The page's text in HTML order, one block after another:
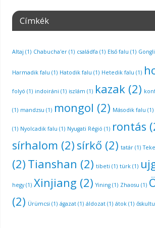
Címkék
Altaj (1) Chabucha'er(1) családfa (1) Első falu (1)
Harmadik falu (1) Hatodik falu (1) Hetedik falu (1)
folyó (1) indoiráni (1) iszlám (1) kazak(2)
(1) mandzsu (1) mongol (2) Második falu (1)
(1) Nyolcadik falu (1) Nyugati Régió (1) rontás
sírhalom (2) sírkő (2) tatár(1)
(2) Tianshan (2) tibeti (1) türk(1)
hegy(1) Xinjiang (2) Yining(1) Zhaosu (1)
(2) Ürümcsi (1) ágazat(1) áldozat(1) átok(1)